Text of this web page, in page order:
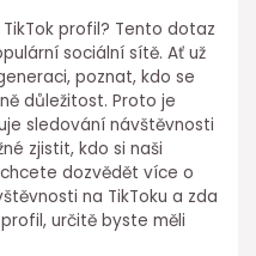
profil? Tento dotaz
sociální sítě. Ať už
poznat, kdo se
důležitost. Proto je
sledování návštěvnosti
zjistit, kdo si naši
dozvědět více o
na TikToku a zda
určitě byste měli